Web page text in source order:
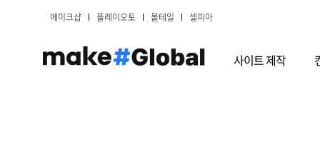
메이크샵 플레이오토 몰테일 셀피아
사이트 제작